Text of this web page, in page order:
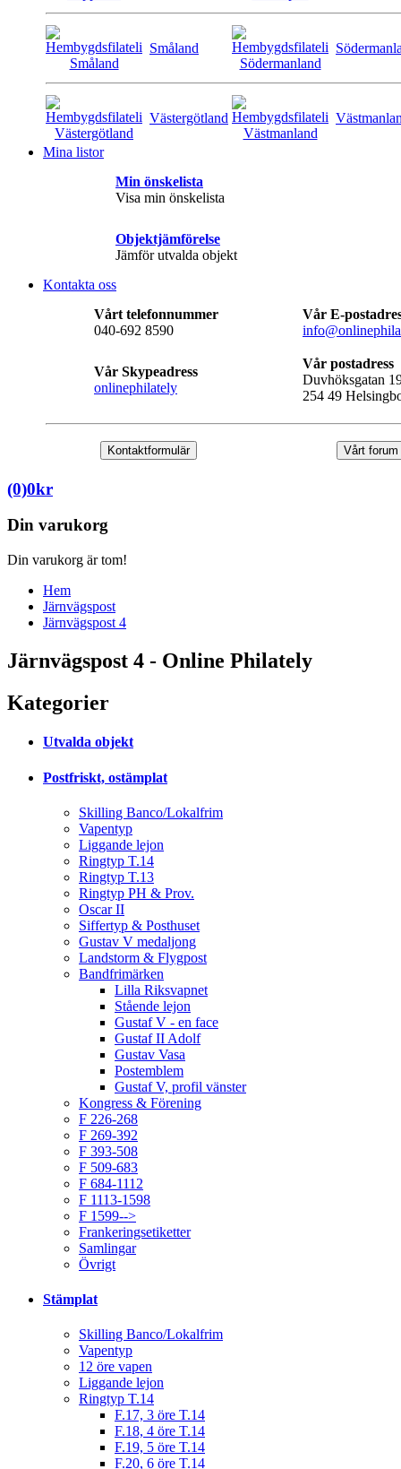
Småland
Västergötland
Mina listor
Min önskelista
Visa min önskelista
Objektjämförelse
Jämför utvalda objekt
Kontakta oss
Vårt telefonnummer
040-692 8590
Vår E-
Vår Skypeadress
onlinephilately
Vår postadress
Duvhöksgatan
254 49
Kontaktformulär Vårt forum
(0)0kr
Din varukorg
Din varukorg är tom!
Hem
Järnvägspost
Järnvägspost 4
Järnvägspost 4 - Online Philately
Kategorier
Utvalda objekt
Postfriskt, ostämplat
Skilling Banco/Lokalfrim
Vapentyp
Liggande lejon
Ringtyp T.14
Ringtyp T.13
Ringtyp PH & Prov.
Oscar II
Siffertyp & Posthuset
Gustav V medaljong
Landstorm & Flygpost
Bandfrimärken
Lilla Riksvapnet
Stående lejon
Gustaf V - en face
Gustaf II Adolf
Gustav Vasa
Postemblem
Gustaf V, profil vänster
Kongress & Förening
F 226-268
F 269-392
F 393-508
F 509-683
F 684-1112
F 1113-1598
F 1599-->
Frankeringsetiketter
Samlingar
Övrigt
Stämplat
Skilling Banco/Lokalfrim
Vapentyp
12 öre vapen
Liggande lejon
Ringtyp T.14
F.17, 3 öre T.14
F.18, 4 öre T.14
F.19, 5 öre T.14
F.20, 6 öre T.14